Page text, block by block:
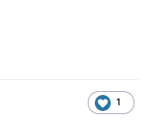
1